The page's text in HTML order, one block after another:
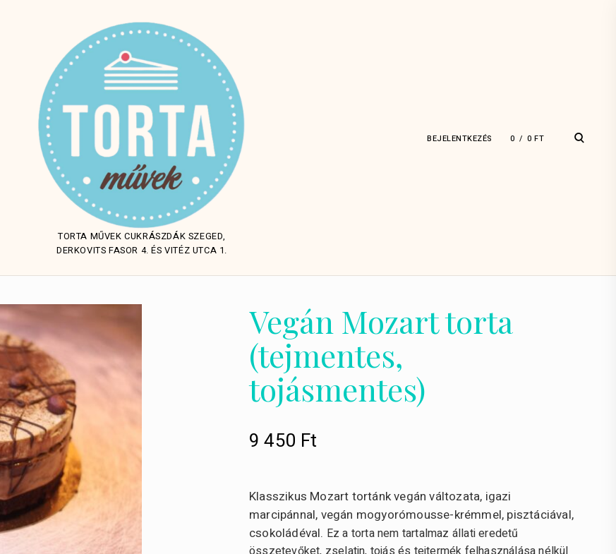
TORTA MŰVEK CUKRÁSZDÁK SZEGED,
DERKOVITS FASOR 4. ÉS VITÉZ UTCA 1.
BEJELENTKEZÉS 0 0 FT
open
Vegán Mozart torta
(tejmentes,
tojásmentes)
9 450 Ft
Klasszikus Mozart tortánk vegán változata, igazi
marcipánnal, vegán mogyorómousse-krémmel, pisztáciával,
csokoládéval. Ez a torta nem tartalmaz állati eredetű